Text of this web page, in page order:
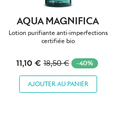
AQUA MAGNIFICA
Lotion purifiante anti-imperfections
certifiée bio
11,10 € 18,50 € -40%
AJOUTER AU PANIER